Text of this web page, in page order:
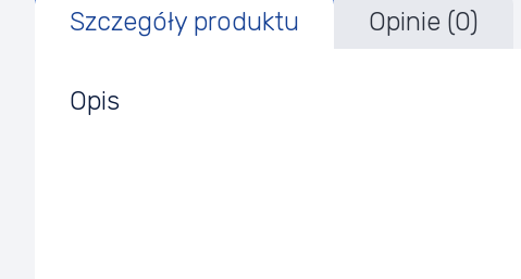
Szczegóły produktu Opinie (0)
Opis